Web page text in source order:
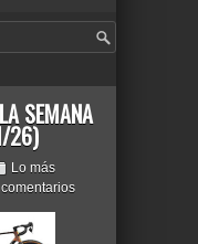
SEMANA
26)
Lo más